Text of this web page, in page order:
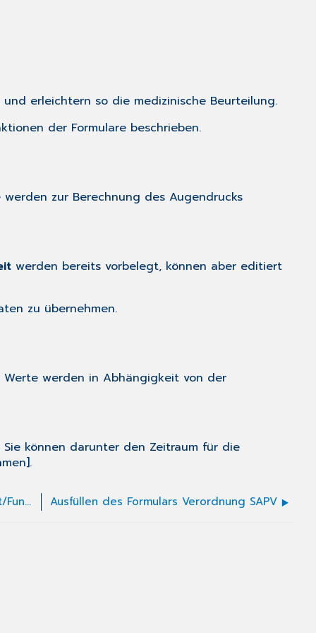
erleichtern so die medizinische Beurteilung.
der Formulare beschrieben.
zur Berechnung des Augendrucks
werden bereits vorbelegt, können aber editiert
zu übernehmen.
werden in Abhängigkeit von der
können darunter den Zeitraum für die
Ausfüllen des Antrags Rehabilitations-Sport/Funktionstraining Ausfüllen des Formulars Verordnung SAPV